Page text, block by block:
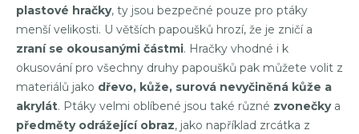
plastové hračky, ty jsou bezpečné pouze pro ptáky
menší velikosti. U větších papoušků hrozí, že je zničí a
zraní se okousanými částmi. Hračky vhodné i k
okusování pro všechny druhy papoušků pak můžete volit z
materiálů jako dřevo, kůže, surová nevyčiněná kůže a
akrylát. Ptáky velmi oblíbené jsou také různé zvonečky a
předměty odrážející obraz, jako například zrcátka z